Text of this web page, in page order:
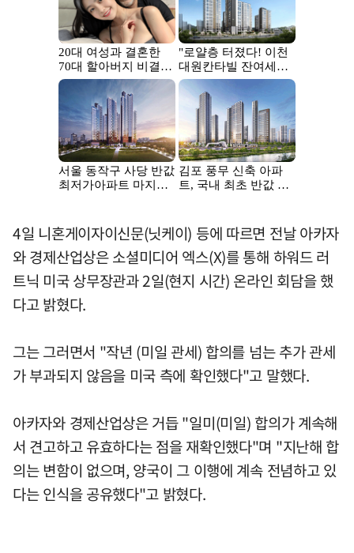
4일 니혼게이자이신문(닛케이) 등에 따르면 전날 아카자
와 경제산업상은 소셜미디어 엑스(X)를 통해 하워드 러
트닉 미국 상무장관과 2일(현지 시간) 온라인 회담을 했
다고 밝혔다.
그는 그러면서 "작년 (미일 관세) 합의를 넘는 추가 관세
가 부과되지 않음을 미국 측에 확인했다"고 말했다.
아카자와 경제산업상은 거듭 "일미(미일) 합의가 계속해
서 견고하고 유효하다는 점을 재확인했다"며 "지난해 합
의는 변함이 없으며, 양국이 그 이행에 계속 전념하고 있
다는 인식을 공유했다"고 밝혔다.